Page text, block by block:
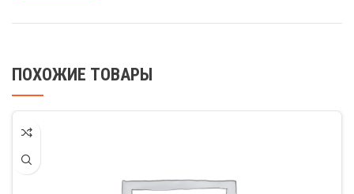
ПОХОЖИЕ ТОВАРЫ